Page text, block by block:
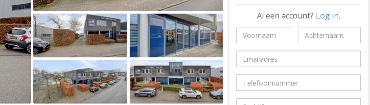
Al een account? Log in.